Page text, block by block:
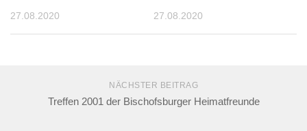
27.08.2020 27.08.2020
NÄCHSTER BEITRAG
Treffen 2001 der Bischofsburger Heimatfreunde